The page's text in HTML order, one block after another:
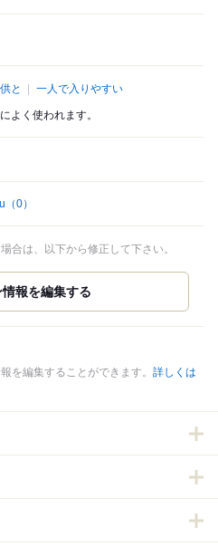
と 一人で入りやすい
よく使われます。
（0）
合は、以下から修正して下さい。
を編集することができます。 詳しくは